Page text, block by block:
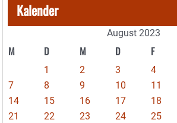
Kalender
August 2023
M D M D F
1 2 3 4
7
8 9 10 11
14
15 16 17 18
21
22 23 24 25